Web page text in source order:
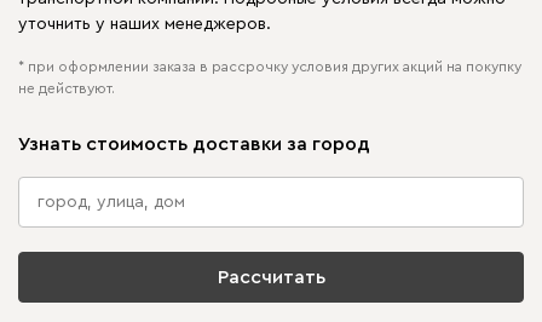
уточнить у наших менеджеров.
* при оформлении заказа в рассрочку условия других акций на покупку
не действуют.
Узнать стоимость доставки за город
Рассчитать